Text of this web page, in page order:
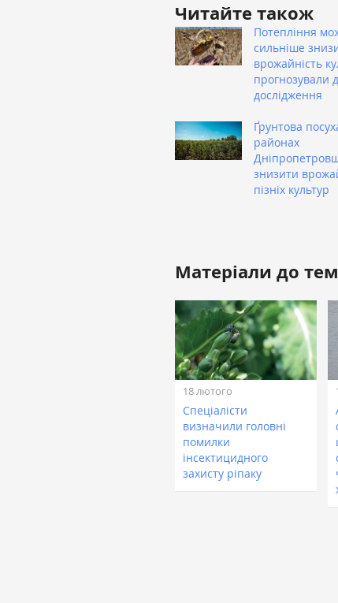
Читайте також
Потепління
сильніше
врожайність
прогнозували
дослідження
Ґрунтова
районах
знизити
пізніх культур
Матеріали до
18 лютого
Спеціалісти
визначили головні
помилки
інсектицидного
захисту ріпаку